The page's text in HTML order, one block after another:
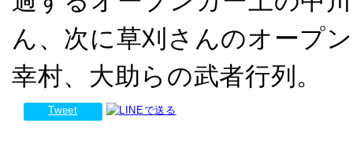
ん、次に草刈さんのオープ
幸村、大助らの武者行列。
Tweet